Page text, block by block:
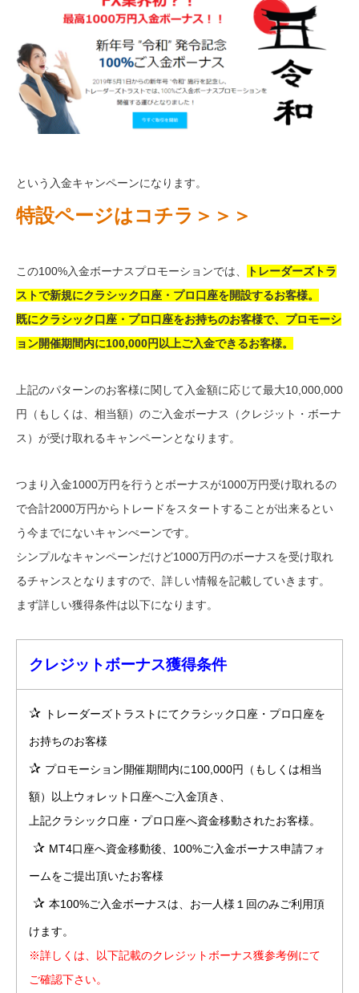
という入金キャンペーンになります。
特設ページはコチラ＞＞＞
この100%入金ボーナスプロモーションでは、
トレーダーズトラ
ストで新規にクラシック口座・プロ口座を開設するお客様。
既にクラシック口座・プロ口座をお持ちのお客様で、プロモーシ
ョン開催期間内に100,000円以上ご入金できるお客様。
上記のパターンのお客様に関して入金額に応じて最大10,000,000
円（もしくは、相当額）のご入金ボーナス（クレジット・ボーナ
ス）が受け取れるキャンペーンとなります。
つまり入金1000万円を行うとボーナスが1000万円受け取れるの
で合計2000万円からトレードをスタートすることが出来るとい
う今までにないキャンぺーンです。
シンプルなキャンペーンだけど1000万円のボーナスを受け取れ
るチャンスとなりますので、詳しい情報を記載していきます。
まず詳しい獲得条件は以下になります。
クレジットボーナス獲得条件
✰ トレーダーズトラストにてクラシック口座・プロ口座を
お持ちのお客様
✰ プロモーション開催期間内に100,000円（もしくは相当
額）以上ウォレット口座へご入金頂き、
上記クラシック口座・プロ口座へ資金移動されたお客様。
✰ MT4口座へ資金移動後、100%ご入金ボーナス申請フォ
ームをご提出頂いたお客様
✰ 本100%ご入金ボーナスは、お一人様１回のみご利用頂
けます。
※詳しくは、以下記載のクレジットボーナス獲参考例にて
ご確認下さい。